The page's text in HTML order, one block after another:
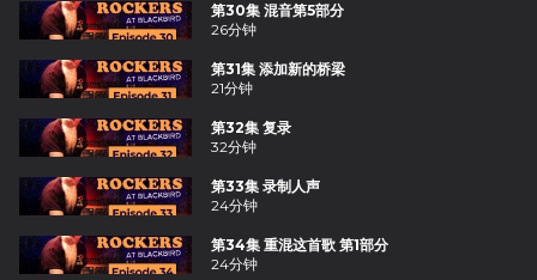
第30集 混音第5部分
26分钟
第31集 添加新的桥梁
21分钟
第32集 复录
32分钟
第33集 录制人声
24分钟
第34集 重混这首歌 第1部分
24分钟